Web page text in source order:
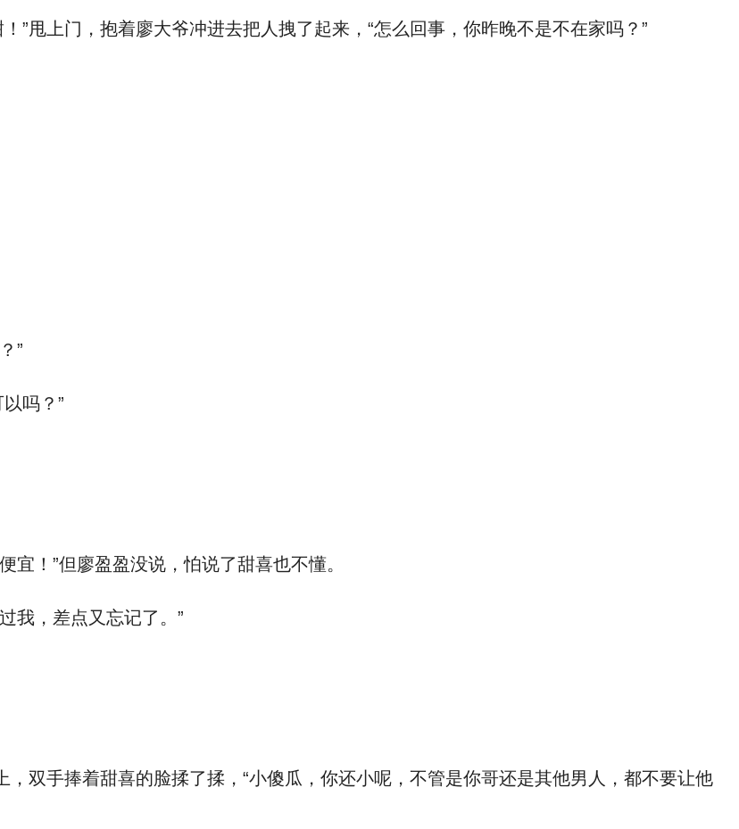
甩上门，抱着廖大爷冲进去把人拽了起来，“怎么回事，你昨晚不是不在家吗？”
”
吗？”
！”但廖盈盈没说，怕说了甜喜也不懂。
我，差点又忘记了。”
双手捧着甜喜的脸揉了揉，“小傻瓜，你还小呢，不管是你哥还是其他男人，都不要让他